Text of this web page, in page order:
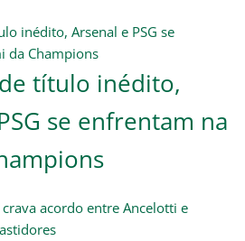
título inédito,
se enfrentam na